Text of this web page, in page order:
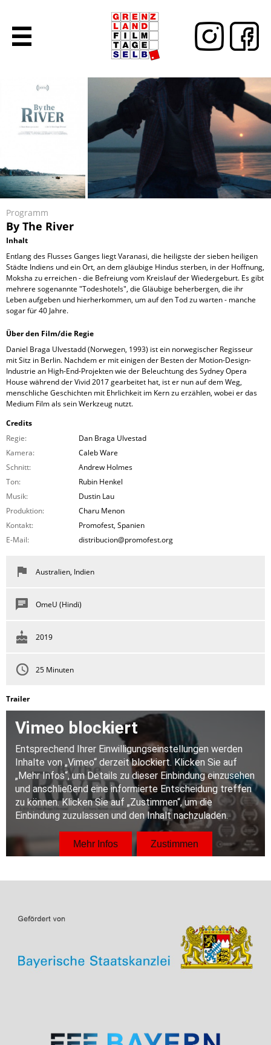
Programm
By The River
Inhalt
Entlang des Flusses Ganges liegt Varanasi, die heiligste der sieben heiligen
Städte Indiens und ein Ort, an dem gläubige Hindus sterben, in der Hoffnung,
Moksha zu erreichen - die Befreiung vom Kreislauf der Wiedergeburt. Es gibt
mehrere sogenannte "Todeshotels", die Gläubige beherbergen, die ihr
Leben aufgeben und hierherkommen, um auf den Tod zu warten - manche
sogar für 40 Jahre.
Über den Film/die Regie
Daniel Braga Ulvestadd (Norwegen, 1993) ist ein norwegischer Regisseur
mit Sitz in Berlin. Nachdem er mit einigen der Besten der Motion-Design-
Industrie an High-End-Projekten wie der Beleuchtung des Sydney Opera
House während der Vivid 2017 gearbeitet hat, ist er nun auf dem Weg,
menschliche Geschichten mit Ehrlichkeit im Kern zu erzählen, wobei er das
Medium Film als sein Werkzeug nutzt.
Credits
Regie:
Dan Braga Ulvestad
Kamera:
Caleb Ware
Schnitt:
Andrew Holmes
Ton:
Rubin Henkel
Musik:
Dustin Lau
Produktion:
Charu Menon
Kontakt:
Promofest, Spanien
E-Mail:
distribucion@promofest.org
Australien, Indien
OmeU (Hindi)
2019
25 Minuten
Trailer